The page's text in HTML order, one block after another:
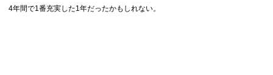
4年間で1番充実した1年だったかもしれない。